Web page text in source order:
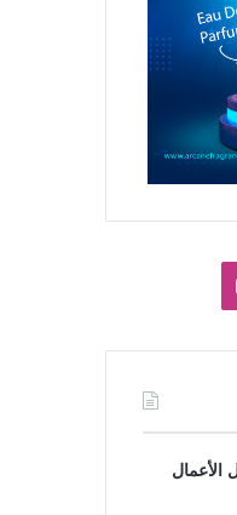
انستقرام
الأعمال